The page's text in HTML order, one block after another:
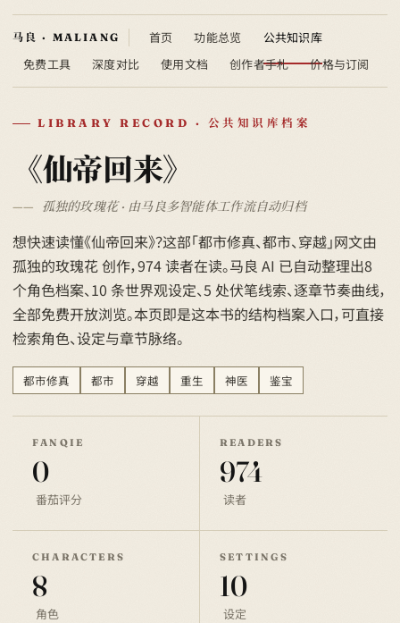
首页 功能总览
公共知识库
免费工具
深度对比 使用文档 创作者手札 价格与订阅
LIBRARY RECORD · 公共知识库档案
《仙帝回来》
孤独的玫瑰花 · 由马良多智能体工作流自动归档
想快速读懂《仙帝回来》？这部「都市修真、都市、穿越」网文由
孤独的玫瑰花 创作，974 读者在读。马良 AI 已自动整理出8
个角色档案、10 条世界观设定、5 处伏笔线索、逐章节奏曲线，
全部免费开放浏览。本页即是这本书的结构档案入口，可直接
检索角色、设定与章节脉络。
都市修真 都市 穿越 重生 神医 鉴宝
FANQIE
0
番茄评分
READERS
974
读者
CHARACTERS
8
角色
SETTINGS
10
设定